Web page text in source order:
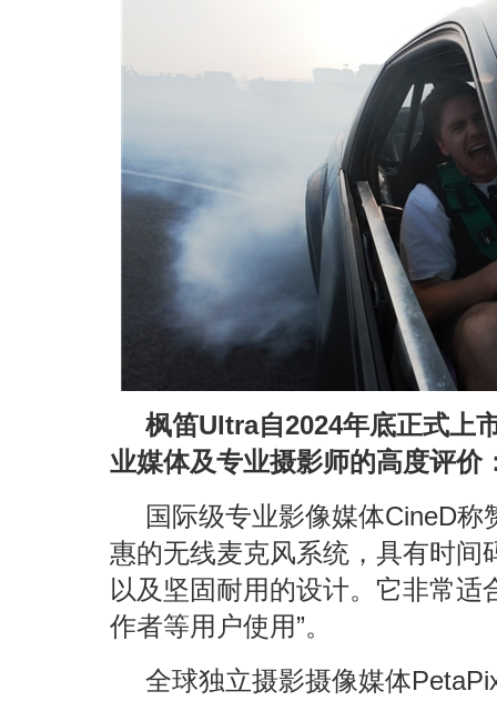
枫笛Ultra自2024年底正式上
业媒体及专业摄影师的高度评价
国际级专业影像媒体CineD称
惠的无线麦克风系统，具有时间
以及坚固耐用的设计。它非常适
作者等用户使用”。
全球独立摄影摄像媒体